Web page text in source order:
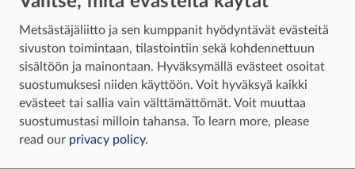
näkee yhä useammin.
On helppo yhtyä erään vieraan arvioon, mikä on
kutsujahdissa tärkeintä. Tärkeintä on saada
kutsu!
Metsästäjäliitto ja sen kumppanit hyödyntävät evästeitä
sivuston toimintaan, tilastointiin sekä kohdennettuun
sisältöön ja mainontaan. Hyväksymällä evästeet osoitat
suostumuksesi niiden käyttöön. Voit hyväksyä kaikki
evästeet tai sallia vain välttämättömät. Voit muuttaa
suostumustasi milloin tahansa. To learn more, please
read our privacy policy.